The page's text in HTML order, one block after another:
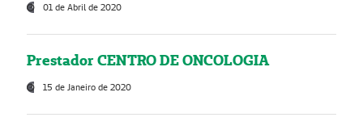
01 de Abril de 2020
Prestador CENTRO DE ONCOLOGIA
15 de Janeiro de 2020